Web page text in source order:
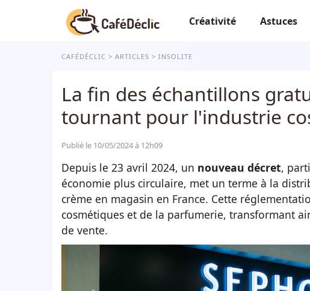
Créativité Astuces
CAFÉDÉCLIC ARTICLES INSOLITE
La fin des échantillons
tournant pour l'industrie
Publié le 10/05/2024 à 12h09
Depuis le 23 avril 2024, un nouveau décret,
économie plus circulaire, met un terme à la
crème en magasin en France. Cette
cosmétiques et de la parfumerie, transformant
de vente.